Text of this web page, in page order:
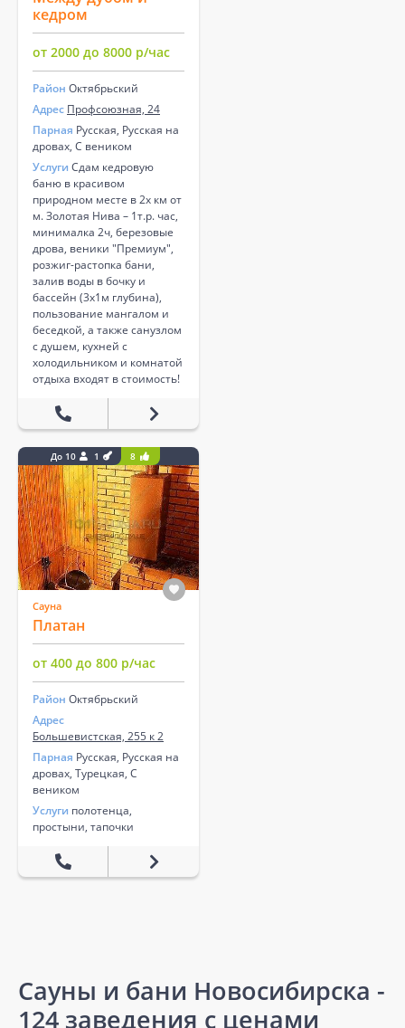
кедром
от 2000 до 8000 р/час
Район Октябрьский
Адрес Профсоюзная, 24
Парная Русская, Русская на
дровах, С веником
Услуги Сдам кедровую
баню в красивом
природном месте в 2х км от
м. Золотая Нива – 1т.р. час,
минималка 2ч, березовые
дрова, веники "Премиум",
розжиг-растопка бани,
залив воды в бочку и
бассейн (3х1м глубина),
пользование мангалом и
беседкой, а также санузлом
с душем, кухней с
холодильником и комнатой
отдыха входят в стоимость!
До 10 1 8
Сауна
Платан
от 400 до 800 р/час
Район Октябрьский
Адрес
Большевистская, 255 к 2
Парная Русская, Русская на
дровах, Турецкая, С
веником
Услуги полотенца,
простыни, тапочки
Сауны и бани Новосибирска -
124 заведения с ценами